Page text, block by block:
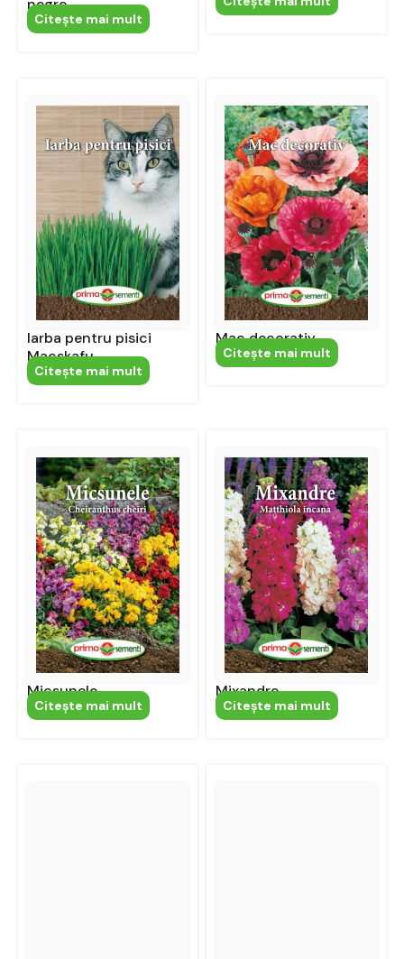
Citeşte mai mult
Iarba pentru pisici
Macskafu
Citeşte mai mult
Mac decorativ
Citeşte mai mult
Micsunele
Citeşte mai mult
Mixandre
Citeşte mai mult